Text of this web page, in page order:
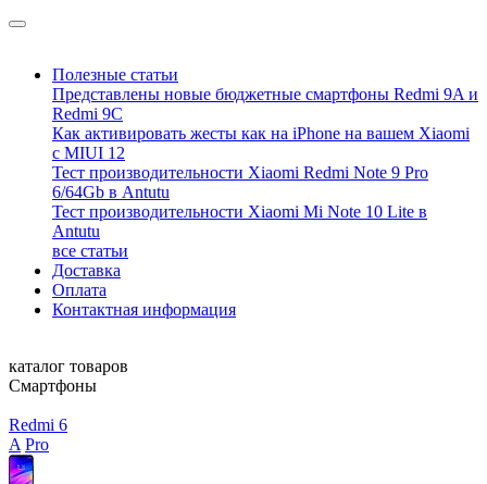
Полезные статьи
Представлены новые бюджетные смартфоны Redmi 9A и
Redmi 9C
Как активировать жесты как на iPhone на вашем Xiaomi
с MIUI 12
Тест производительности Xiaomi Redmi Note 9 Pro
6/64Gb в Antutu
Тест производительности Xiaomi Mi Note 10 Lite в
Antutu
все статьи
Доставка
Оплата
Контактная информация
каталог товаров
Смартфоны
Redmi 6
A Pro